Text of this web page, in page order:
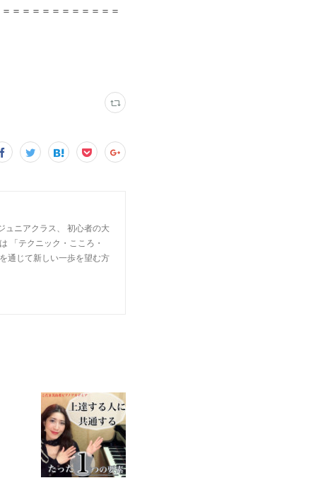
＝＝＝＝＝＝＝＝＝＝＝
ュニアクラス、 初心者の大
「テクニック・こころ・
通じて新しい一歩を望む方